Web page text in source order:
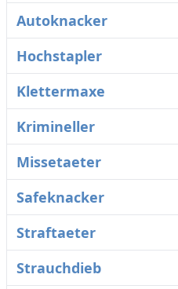
Autoknacker
Hochstapler
Klettermaxe
Krimineller
Missetaeter
Safeknacker
Straftaeter
Strauchdieb